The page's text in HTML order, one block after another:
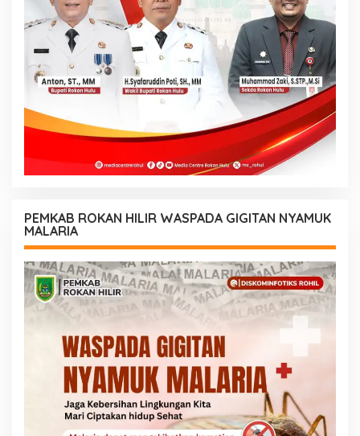
PEMKAB ROKAN HILIR WASPADA GIGITAN NYAMUK
MALARIA